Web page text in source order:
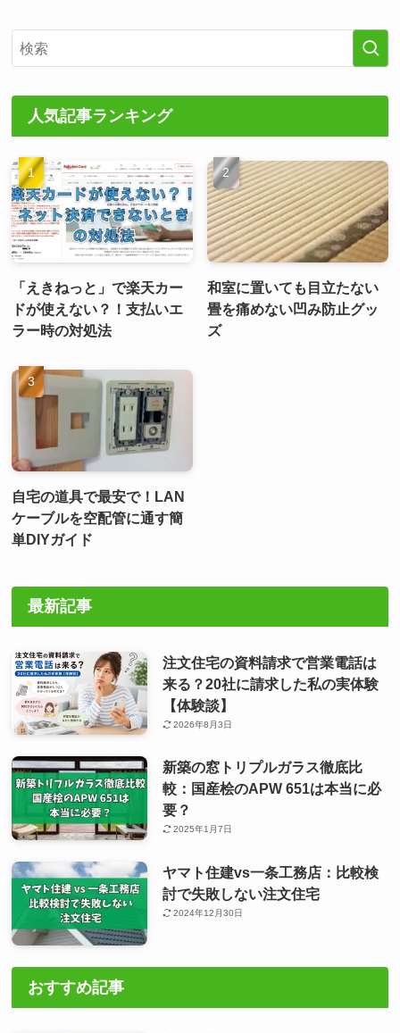
人気記事ランキング
「えきねっと」で楽天カー
ドが使えない？！支払いエ
ラー時の対処法
和室に置いても目立たない
畳を痛めない凹み防止グッ
ズ
自宅の道具で最安で！LAN
ケーブルを空配管に通す簡
単DIYガイド
最新記事
注文住宅の資料請求で営業電話は
来る？20社に請求した私の実体験
【体験談】
2026年8月3日
新築の窓トリプルガラス徹底比
較：国産桧のAPW 651は本当に必
要？
2025年1月7日
ヤマト住建vs一条工務店：比較検
討で失敗しない注文住宅
2024年12月30日
おすすめ記事